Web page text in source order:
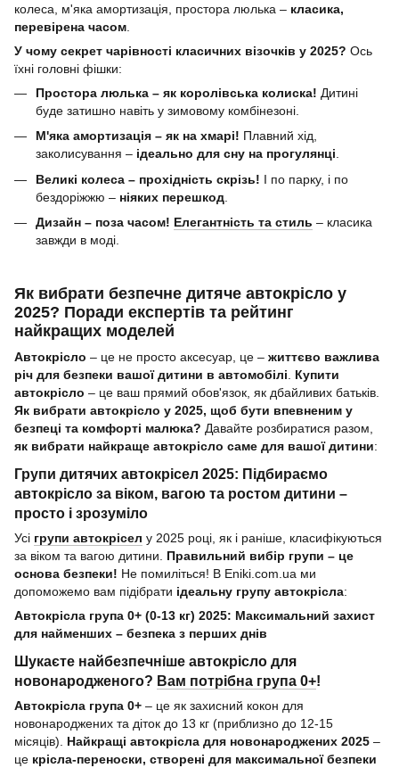
колеса, м'яка амортизація, простора люлька – класика,
перевірена часом
У чому секрет чарівності класичних візочків у 2025? Ось
їхні головні фішки:
Простора люлька – як королівська колиска! Дитині
буде затишно навіть у зимовому комбінезоні.
М'яка амортизація – як на хмарі! Плавний хід,
заколисування – ідеально для сну на прогулянці.
Великі колеса – прохідність скрізь! І по парку, і по
бездоріжжю – ніяких перешкод
Дизайн – поза часом! Елегантність та стиль – класика
завжди в моді.
Як вибрати безпечне дитяче автокрісло у
2025? Поради експертів та рейтинг
найкращих моделей
Автокрісло – це не просто аксесуар, це – життєво важлива
річ для безпеки вашої дитини в автомобілі
Купити
автокрісло – це ваш прямий обов'язок, як дбайливих батьків.
Як вибрати автокрісло у 2025, щоб бути впевненим у
безпеці та комфорті малюка? Давайте розбиратися разом,
як вибрати найкраще автокрісло саме для вашої дитини:
Групи дитячих автокрісел 2025: Підбираємо
автокрісло за віком, вагою та ростом дитини –
просто і зрозуміло
Усі групи автокрісел у 2025 році, як і раніше, класифікуються
за віком та вагою дитини. Правильний вибір групи – це
основа безпеки! Не помиліться! В Eniki.com.ua ми
допоможемо вам підібрати ідеальну групу автокрісла:
Автокрісла група 0+ (0-13 кг) 2025: Максимальний захист
для найменших – безпека з перших днів
Шукаєте найбезпечніше автокрісло для
новонародженого? Вам потрібна група 0+!
Автокрісла група 0+ – це як захисний кокон для
новонароджених та діток до 13 кг (приблизно до 12-15
місяців). Найкращі автокрісла для новонароджених 2025 –
це крісла-переноски, створені для максимальної безпеки